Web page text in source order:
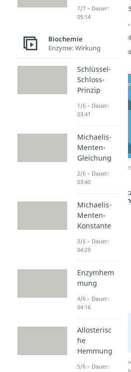
zum Substrat,
Inhibitor
Reaktion statt
Produkts bleibt
Prinzip der
Studyflix
einem
Nach Beantwortung
Studyflix zu
7/7 – Dauer:
05:14
Biochemie
Enzyme: Wirkung
Schlüssel-
Schloss-
Prinzip
1/6 – Dauer:
03:41
Michaelis-
Menten-
Gleichung
2/6 – Dauer:
03:40
Michaelis-
Menten-
Konstante
3/6 – Dauer:
04:29
Enzymhem
mung
4/6 – Dauer:
04:16
Allosterisc
he
Hemmung
5/6 – Dauer: